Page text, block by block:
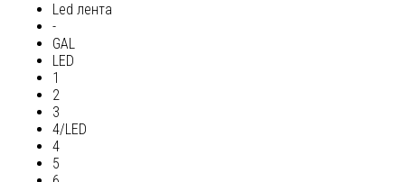
Led лента
-
GAL
LED
1
2
3
4/LED
4
5